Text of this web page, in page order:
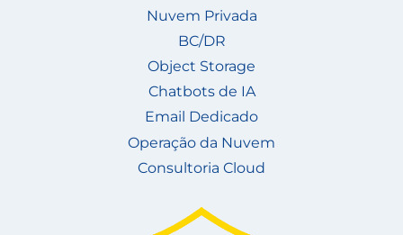
Nuvem Privada
BC/DR
Object Storage
Chatbots de IA
Email Dedicado
Operação da Nuvem
Consultoria Cloud